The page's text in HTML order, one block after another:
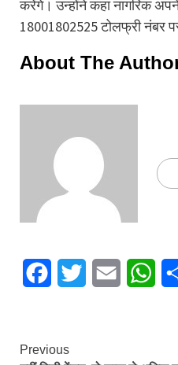
करेंगे। उन्होंने कहा नागरिक
18001802525 टोलफ्री नंबर
About The
FacebookTwitter Email
Continue
Previous